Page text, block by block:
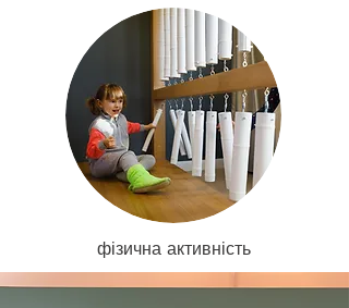
фізична активність